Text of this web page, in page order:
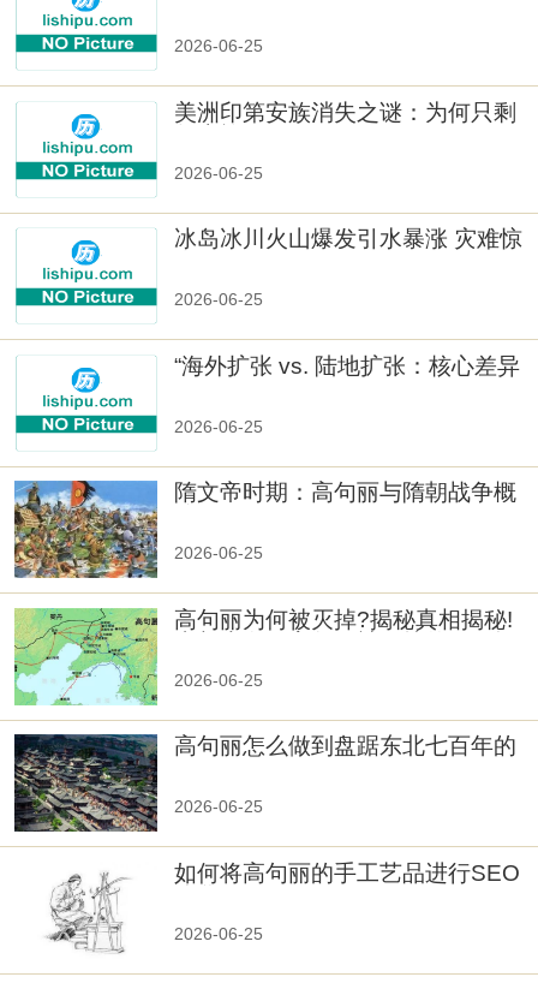
2026-06-25
美洲印第安族消失之谜：为何只剩
2026-06-25
冰岛冰川火山爆发引水暴涨 灾难惊
2026-06-25
“海外扩张 vs. 陆地扩张：核心差异
2026-06-25
隋文帝时期：高句丽与隋朝战争概
2026-06-25
高句丽为何被灭掉?揭秘真相揭秘!
2026-06-25
高句丽怎么做到盘踞东北七百年的
2026-06-25
如何将高句丽的手工艺品进行SEO
2026-06-25